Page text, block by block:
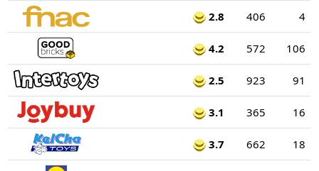
2.8 406 4
4.2 572 106
2.5 923 91
3.1 365 16
3.7 662 18